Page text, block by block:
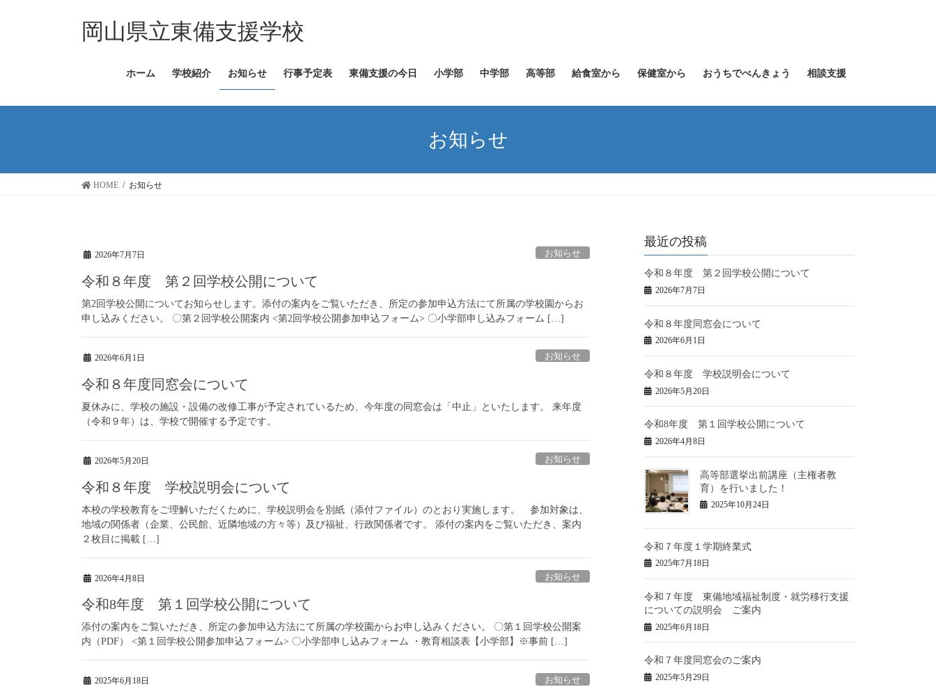
ス
ン
岡山県立東備支援学校
ホーム 学校紹介 お知らせ 行事予定表 東備支援の今日 小学部 中学部 高等部 給食室から 保健室から おうちでべんきょう 相談支援
お知らせ
HOME お知らせ
2026年7月7日 お知らせ
令和８年度 第２回学校公開について
第2回学校公開についてお知らせします。添付の案内をご覧いただき、所定の参加申込方法にて所属の学校園からお
申し込みください。 〇第２回学校公開案内 <第2回学校公開参加申込フォーム> 〇小学部申し込みフォーム […]
2026年6月1日 お知らせ
令和８年度同窓会について
夏休みに、学校の施設・設備の改修工事が予定されているため、今年度の同窓会は「中止」といたします。 来年度
（令和９年）は、学校で開催する予定です。
2026年5月20日 お知らせ
令和８年度 学校説明会について
本校の学校教育をご理解いただくために、学校説明会を別紙（添付ファイル）のとおり実施します。 参加対象は、
地域の関係者（企業、公民館、近隣地域の方々等）及び福祉、行政関係者です。 添付の案内をご覧いただき、案内
２枚目に掲載 […]
2026年4月8日 お知らせ
令和8年度 第１回学校公開について
添付の案内をご覧いただき、所定の参加申込方法にて所属の学校園からお申し込みください。 〇第１回学校公開案
内（PDF） <第１回学校公開参加申込フォーム> 〇小学部申し込みフォーム ・教育相談表【小学部】※事前 […]
2025年6月18日 お知らせ
最近の投稿
令和８年度 第２回学校公開について
2026年7月7日
令和８年度同窓会について
2026年6月1日
令和８年度 学校説明会について
2026年5月20日
令和8年度 第１回学校公開について
2026年4月8日
高等部選挙出前講座（主権者教
育）を行いました！
2025年10月24日
令和７年度１学期終業式
2025年7月18日
令和７年度 東備地域福祉制度・就労移行支援
についての説明会 ご案内
2025年6月18日
令和７年度同窓会のご案内
2025年5月29日